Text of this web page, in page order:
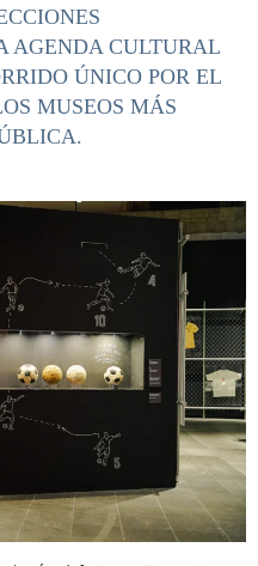
AGENDA CULTURAL
ÚNICO POR EL
MUSEOS MÁS